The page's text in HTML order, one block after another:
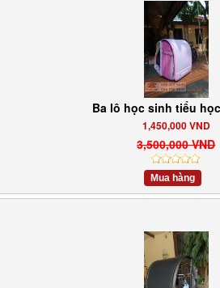
Ba lô học sinh tiểu
1,450,000 VND
3,500,000 VND
Mua hàng